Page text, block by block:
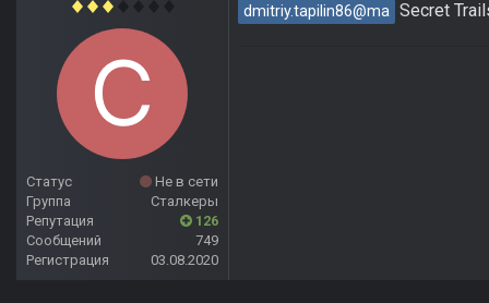
Статус
Не в сети
Группа
Сталкеры
Репутация
126
Сообщений
749
Регистрация
03.08.2020
dmitriy.tapilin86@ma Secret